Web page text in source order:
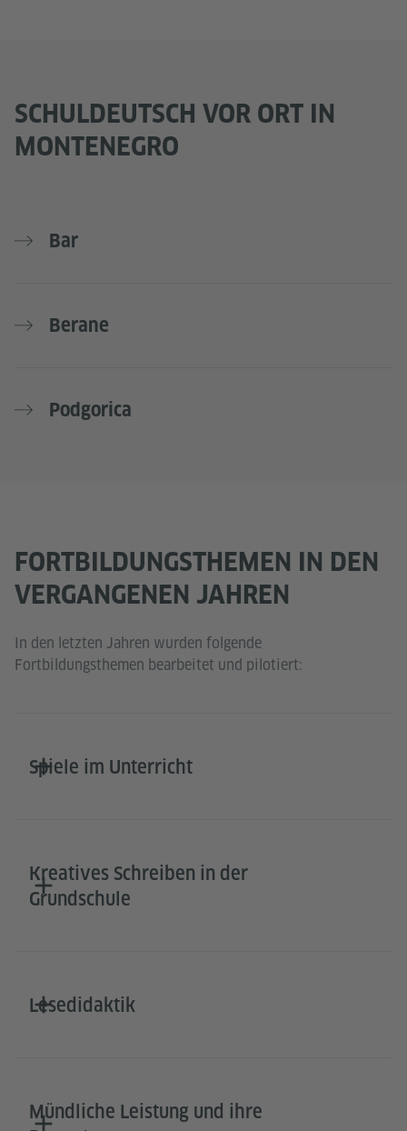
SCHULDEUTSCH VOR ORT IN
MONTENEGRO
Bar
Berane
Podgorica
FORTBILDUNGSTHEMEN IN DEN
VERGANGENEN JAHREN
In den letzten Jahren wurden folgende
Fortbildungsthemen bearbeitet und pilotiert:
Spiele im Unterricht
Kreatives Schreiben in der
Grundschule
Lesedidaktik
Mündliche Leistung und ihre